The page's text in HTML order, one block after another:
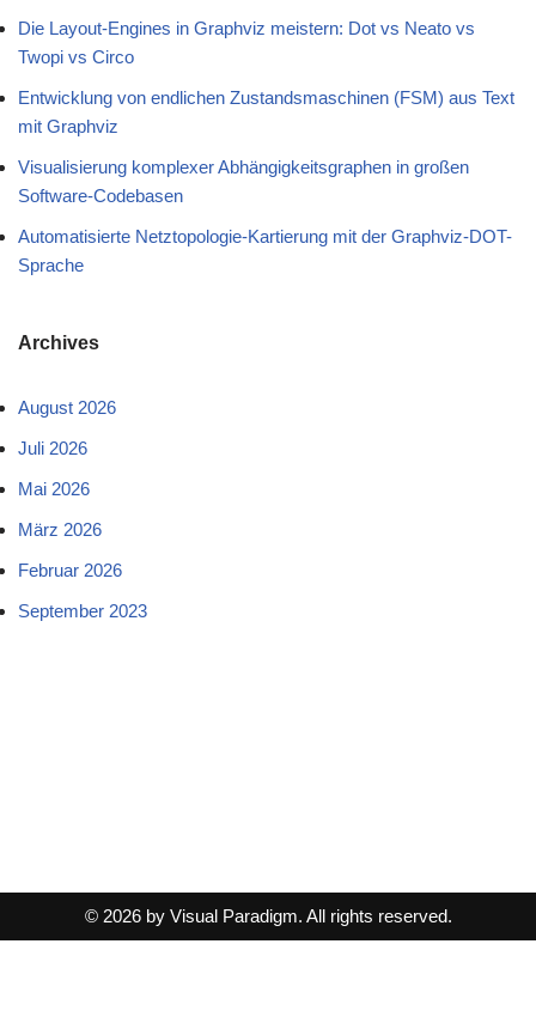
Die Layout-Engines in Graphviz meistern: Dot vs Neato vs
Twopi vs Circo
Entwicklung von endlichen Zustandsmaschinen (FSM) aus Text
mit Graphviz
Visualisierung komplexer Abhängigkeitsgraphen in großen
Software-Codebasen
Automatisierte Netztopologie-Kartierung mit der Graphviz-DOT-
Sprache
Archives
August 2026
Juli 2026
Mai 2026
März 2026
Februar 2026
September 2023
© 2026 by Visual Paradigm. All rights reserved.